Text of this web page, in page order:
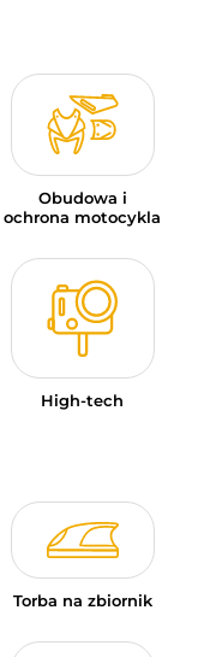
Obudowa i
ochrona motocykla
High-tech
Torba na zbiornik